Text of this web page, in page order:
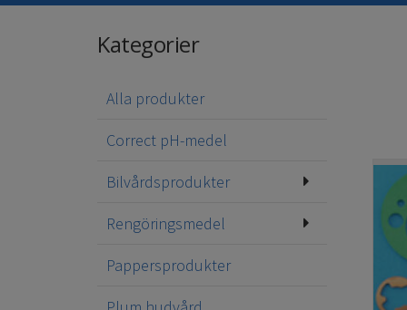
Kategorier
Alla produkter
Correct pH-medel
Bilvårdsprodukter
Rengöringsmedel
Pappersprodukter